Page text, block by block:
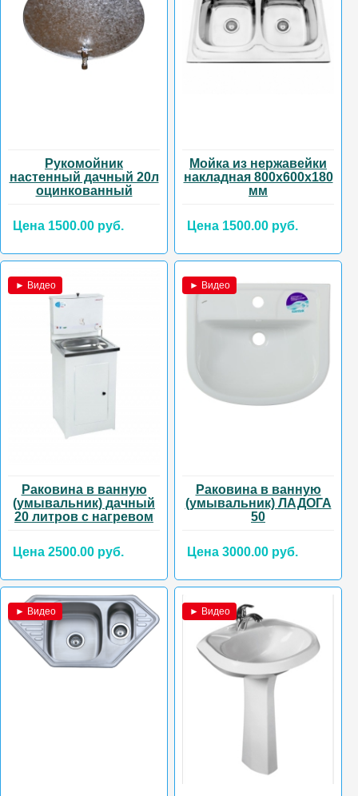
Рукомойник
настенный дачный 20л
оцинкованный
Цена 1500.00 руб.
Мойка из нержавейки
накладная 800х600х180
мм
Цена 1500.00 руб.
► Видео
Раковина в ванную
(умывальник) дачный
20 литров с нагревом
Цена 2500.00 руб.
► Видео
Раковина в ванную
(умывальник) ЛАДОГА
50
Цена 3000.00 руб.
► Видео ► Видео